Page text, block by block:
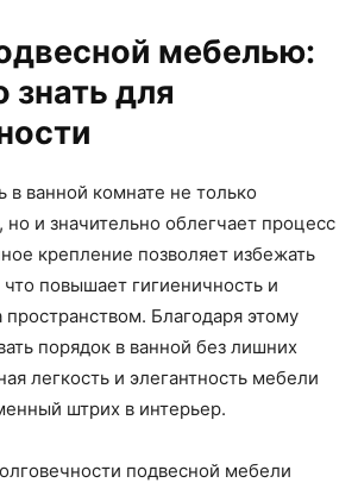
мебелью:
знать для
в ванной комнате не только
но и значительно облегчает процесс
крепление позволяет избежать
повышает гигиеничность и
пространством. Благодаря этому
порядок в ванной без лишних
легкость и элегантность мебели
штрих в интерьер.
подвесной мебели